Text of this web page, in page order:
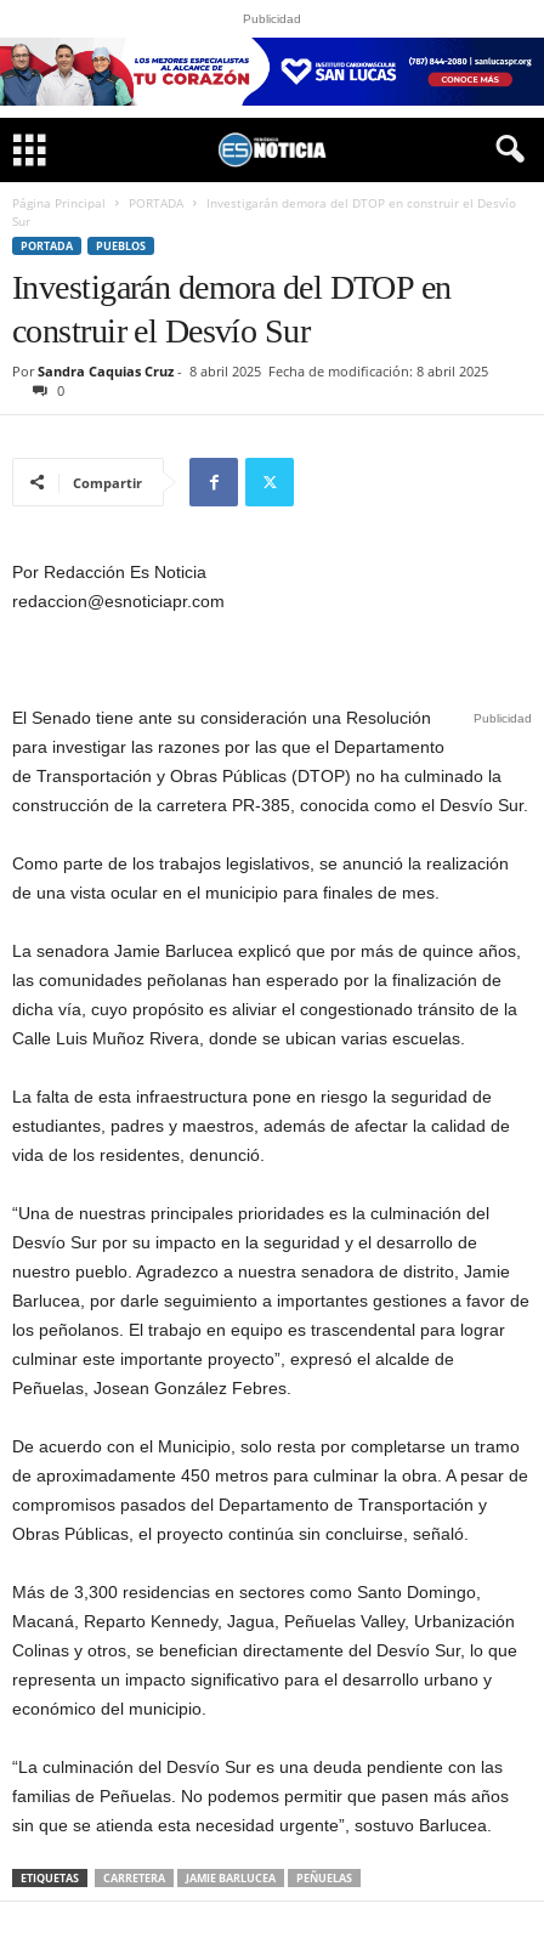
Publicidad
Página Principal PORTADA
Investigarán demora del DTOP en construir el Desvío
Sur
PORTADA PUEBLOS
Investigarán demora del DTOP en
construir el Desvío Sur
Por Sandra Caquias Cruz - 8 abril 2025 Fecha de modificación: 8 abril 2025
0
Compartir
Por Redacción Es Noticia
redaccion@esnoticiapr.com
Publicidad
El Senado tiene ante su consideración una Resolución
para investigar las razones por las que el Departamento
de Transportación y Obras Públicas (DTOP) no ha culminado la
construcción de la carretera PR-385, conocida como el Desvío Sur.
Como parte de los trabajos legislativos, se anunció la realización
de una vista ocular en el municipio para finales de mes.
La senadora Jamie Barlucea explicó que por más de quince años,
las comunidades peñolanas han esperado por la finalización de
dicha vía, cuyo propósito es aliviar el congestionado tránsito de la
Calle Luis Muñoz Rivera, donde se ubican varias escuelas.
La falta de esta infraestructura pone en riesgo la seguridad de
estudiantes, padres y maestros, además de afectar la calidad de
vida de los residentes, denunció.
“Una de nuestras principales prioridades es la culminación del
Desvío Sur por su impacto en la seguridad y el desarrollo de
nuestro pueblo. Agradezco a nuestra senadora de distrito, Jamie
Barlucea, por darle seguimiento a importantes gestiones a favor de
los peñolanos. El trabajo en equipo es trascendental para lograr
culminar este importante proyecto”, expresó el alcalde de
Peñuelas, Josean González Febres.
De acuerdo con el Municipio, solo resta por completarse un tramo
de aproximadamente 450 metros para culminar la obra. A pesar de
compromisos pasados del Departamento de Transportación y
Obras Públicas, el proyecto continúa sin concluirse, señaló.
Más de 3,300 residencias en sectores como Santo Domingo,
Macaná, Reparto Kennedy, Jagua, Peñuelas Valley, Urbanización
Colinas y otros, se benefician directamente del Desvío Sur, lo que
representa un impacto significativo para el desarrollo urbano y
económico del municipio.
“La culminación del Desvío Sur es una deuda pendiente con las
familias de Peñuelas. No podemos permitir que pasen más años
sin que se atienda esta necesidad urgente”, sostuvo Barlucea.
ETIQUETAS CARRETERA JAMIE BARLUCEA PEÑUELAS